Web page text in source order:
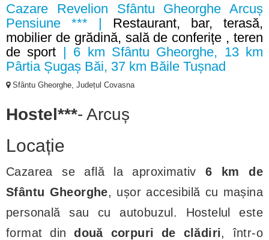
Cazare Revelion Sfântu Gheorghe Arcuș
Pensiune *** | Restaurant, bar, terasă,
mobilier de grădină, sală de conferițe , teren
de sport | 6 km Sfântu Gheorghe, 13 km
Pârtia Șugaș Băi, 37 km Băile Tușnad
Sfântu Gheorghe, Județul Covasna
Hostel***- Arcuș
Locație
Cazarea se află la aproximativ6 km de
Sfântu Gheorghe, ușor accesibilă cu mașina
personală sau cu autobuzul. Hostelul este
format dindouă corpuri de clădiri, într-o